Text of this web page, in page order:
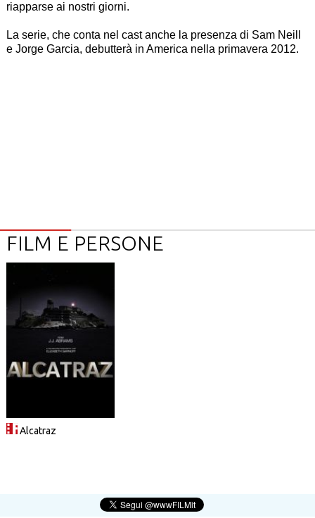
riapparse ai nostri giorni.
La serie, che conta nel cast anche la presenza di Sam Neill
e Jorge Garcia, debutterà in America nella primavera 2012.
FILM E PERSONE
Alcatraz